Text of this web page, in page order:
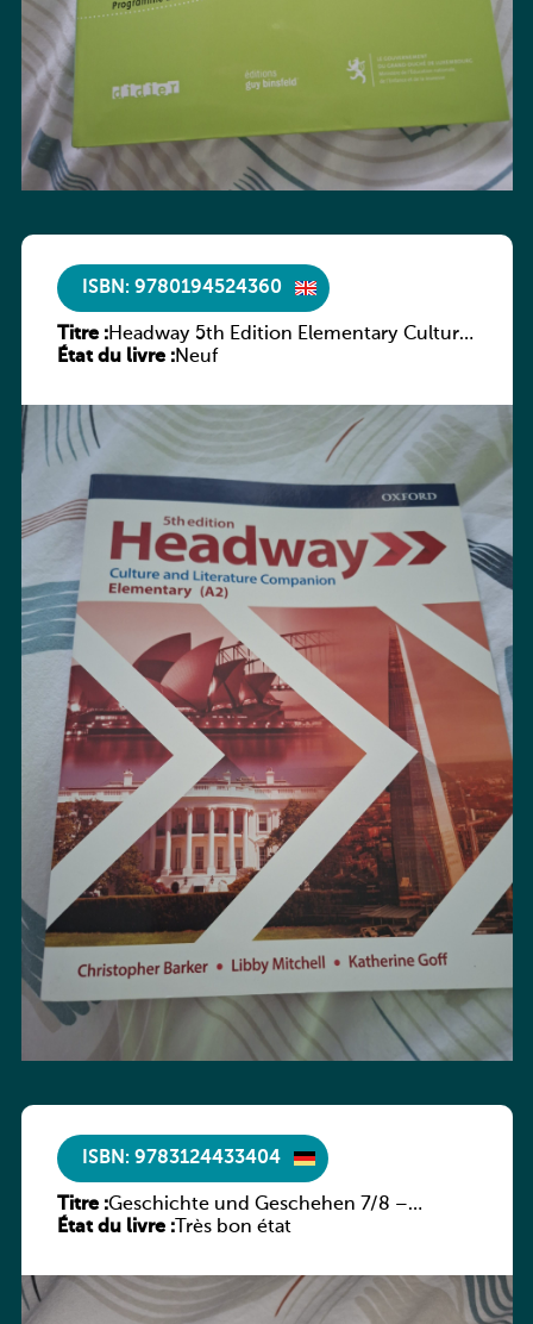
ISBN: 9780194524360
Titre :Headway 5th Edition Elementary Culture
and Literature Companion
État du livre :Neuf
ISBN: 9783124433404
Titre :Geschichte und Geschehen 7/8 –
Rheinland-Pfalz
État du livre :Très bon état